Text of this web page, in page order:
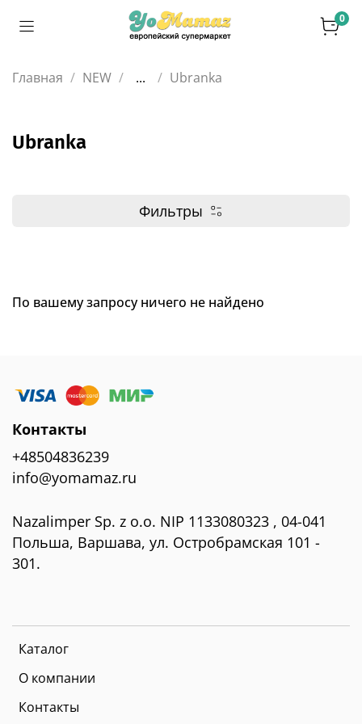
0
Главная NEW ... Ubranka
Ubranka
Фильтры
По вашему запросу ничего не найдено
Каталог
О компании
Контакты
Контакты
+48504836239
info@yomamaz.ru
Nazalimper Sp. z o.o. NIP 1133080323 , 04-041
Польша, Варшава, ул. Остробрамская 101 -
301.